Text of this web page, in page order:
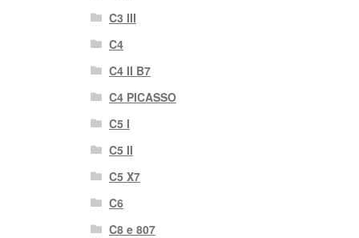
C3 III
C4
C4 II B7
C4 PICASSO
C5 I
C5 II
C5 X7
C6
C8 e 807